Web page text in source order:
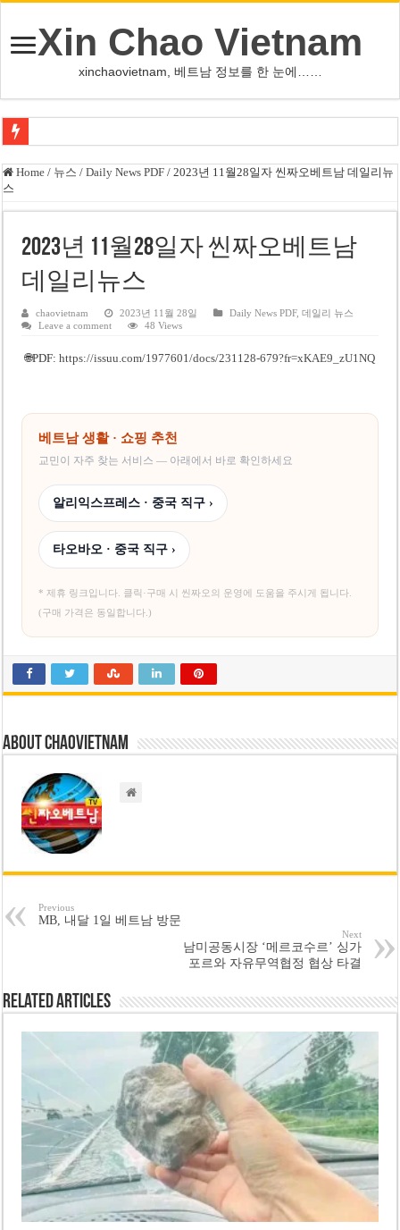
Xin Chao Vietnam
xinchaovietnam, 베트남 정보를 한 눈에……
하노이-하이퐁 고속도로 차량 투석 용의자 신원 확인
베트남 증시 업그레이드, 수십억 달러 유입 전망…수혜주는
하노이 쌍둥이 타워 99층 부지 현장…세계 최고층 빌딩 추진
하노이 부동산 시장, 아파트 선호도 급부상…토지·단독주택 주춤
베트남주식 SST, 2025년 현금 배당 80% 결정…과거 최대 350% 지급 이력
호찌민시, 약 6,500㎡ 토지 용도변경 승인…리조트 개발 추진
Home / 뉴스 / Daily News PDF / 2023년 11월28일자 씬짜오베트남 데일리뉴
스
2023년 11월28일자 씬짜오베트남
데일리뉴스
chaovietnam 2023년 11월 28일 Daily News PDF,데일리 뉴스
Leave a comment
48 Views
🌐PDF: https://issuu.com/1977601/docs/231128-679?fr=xKAE9_zU1NQ
베트남 생활 · 쇼핑 추천
교민이 자주 찾는 서비스 — 아래에서 바로 확인하세요
알리익스프레스 · 중국 직구 ›
타오바오 · 중국 직구 ›
* 제휴 링크입니다. 클릭·구매 시 씬짜오의 운영에 도움을 주시게 됩니다.
(구매 가격은 동일합니다.)
About chaovietnam
Previous
MB, 내달 1일 베트남 방문
Next
남미공동시장 ‘메르코수르’ 싱가
포르와 자유무역협정 협상 타결
Related Articles